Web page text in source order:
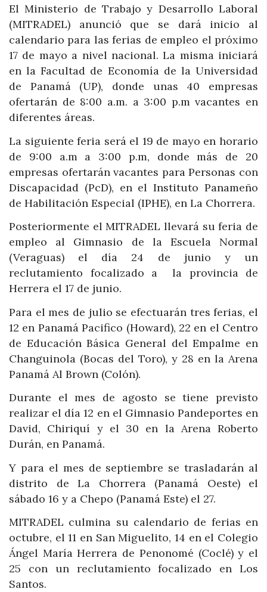
El Ministerio de Trabajo y Desarrollo Laboral
(MITRADEL) anunció que se dará inicio al
calendario para las ferias de empleo el próximo
17 de mayo a nivel nacional. La misma iniciará
en la Facultad de Economía de la Universidad
de Panamá (UP), donde unas 40 empresas
ofertarán de 8:00 a.m. a 3:00 p.m vacantes en
diferentes áreas.
La siguiente feria será el 19 de mayo en horario
de 9:00 a.m a 3:00 p.m, donde más de 20
empresas ofertarán vacantes para Personas con
Discapacidad (PcD), en el Instituto Panameño
de Habilitación Especial (IPHE), en La Chorrera.
Posteriormente el MITRADEL llevará su feria de
empleo al Gimnasio de la Escuela Normal
(Veraguas) el día 24 de junio y un
reclutamiento focalizado a la provincia de
Herrera el 17 de junio.
Para el mes de julio se efectuarán tres ferias, el
12 en Panamá Pacifico (Howard), 22 en el Centro
de Educación Básica General del Empalme en
Changuinola (Bocas del Toro), y 28 en la Arena
Panamá Al Brown (Colón).
Durante el mes de agosto se tiene previsto
realizar el día 12 en el Gimnasio Pandeportes en
David, Chiriquí y el 30 en la Arena Roberto
Durán, en Panamá.
Y para el mes de septiembre se trasladarán al
distrito de La Chorrera (Panamá Oeste) el
sábado 16 y a Chepo (Panamá Este) el 27.
MITRADEL culmina su calendario de ferias en
octubre, el 11 en San Miguelito, 14 en el Colegio
Ángel María Herrera de Penonomé (Coclé) y el
25 con un reclutamiento focalizado en Los
Santos.